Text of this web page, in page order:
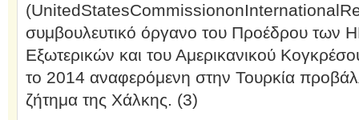
συμβουλευτικό όργανο του Προέδρου των
Εξωτερικών και του Αμερικανικού
το 2014 αναφερόμενη στην Τουρκία
ζήτημα της Χάλκης. (3)